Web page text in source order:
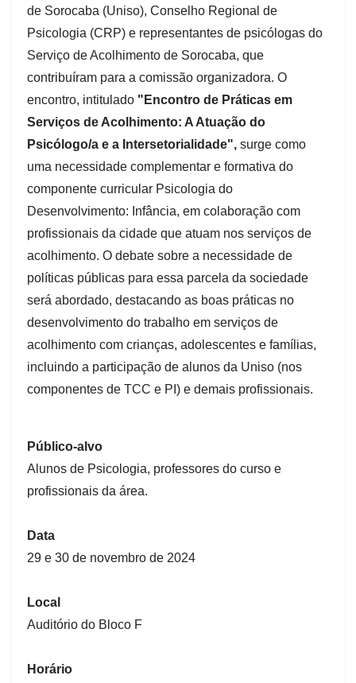
de Sorocaba (Uniso), Conselho Regional de
Psicologia (CRP) e representantes de psicólogas do
Serviço de Acolhimento de Sorocaba, que
contribuíram para a comissão organizadora. O
encontro, intitulado "Encontro de Práticas em
Serviços de Acolhimento: A Atuação do
Psicólogo/a e a Intersetorialidade",surge como
uma necessidade complementar e formativa do
componente curricular Psicologia do
Desenvolvimento: Infância, em colaboração com
profissionais da cidade que atuam nos serviços de
acolhimento. O debate sobre a necessidade de
políticas públicas para essa parcela da sociedade
será abordado, destacando as boas práticas no
desenvolvimento do trabalho em serviços de
acolhimento com crianças, adolescentes e famílias,
incluindo a participação de alunos da Uniso (nos
componentes de TCC e PI) e demais profissionais.
Público-alvo
Alunos de Psicologia, professores do curso e
profissionais da área.
Data
29 e 30 de novembro de 2024
Local
Auditório do Bloco F
Horário